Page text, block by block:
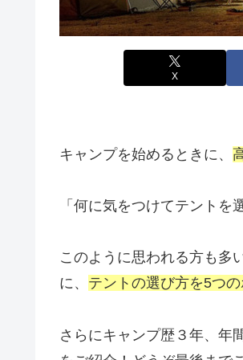
X
キャンプを始めるときに、
「何に気をつけてテントを
このように思われる方も多
に、 テントの選び方を5つの
さらにキャンプ歴３年、年